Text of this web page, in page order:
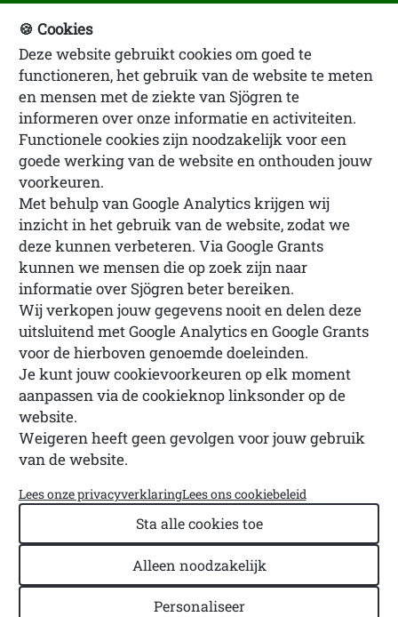
NVSP Ledenlogin
U bevindt zich hier: Homepage
Over
Sjögren
Sjögren Award Award reglement
Award reglement
NVSP Leestijd: 3 minuten Laatst bijgewerkt: 22 april 2026
De NVSP heeft de Sjögren Award in het leven
onderzoek naar Sjögren te erkennen. Sinds de
eerste uitreiking in 2012 wordt de prijs om de twee
jaar toegekend. De volgende uitreiking van de
Sjögren Award vindt plaats op3 oktober 2026
🍪 Cookies
Deze website gebruikt cookies om goed te
functioneren, het gebruik van de website te meten
en mensen met de ziekte van Sjögren te
informeren over onze informatie en activiteiten.
Functionele cookies zijn noodzakelijk voor een
goede werking van de website en onthouden jouw
voorkeuren.
Met behulp van Google Analytics krijgen wij
inzicht in het gebruik van de website, zodat we
deze kunnen verbeteren. Via Google Grants
kunnen we mensen die op zoek zijn naar
informatie over Sjögren beter bereiken.
Wij verkopen jouw gegevens nooit en delen deze
uitsluitend met Google Analytics en Google Grants
voor de hierboven genoemde doeleinden.
Je kunt jouw cookievoorkeuren op elk moment
aanpassen via de cookieknop linksonder op de
website.
Weigeren heeft geen gevolgen voor jouw gebruik
van de website.
Lees onze privacyverklaringLees ons cookiebeleid
Sta alle cookies toe
Alleen noodzakelijk
Personaliseer